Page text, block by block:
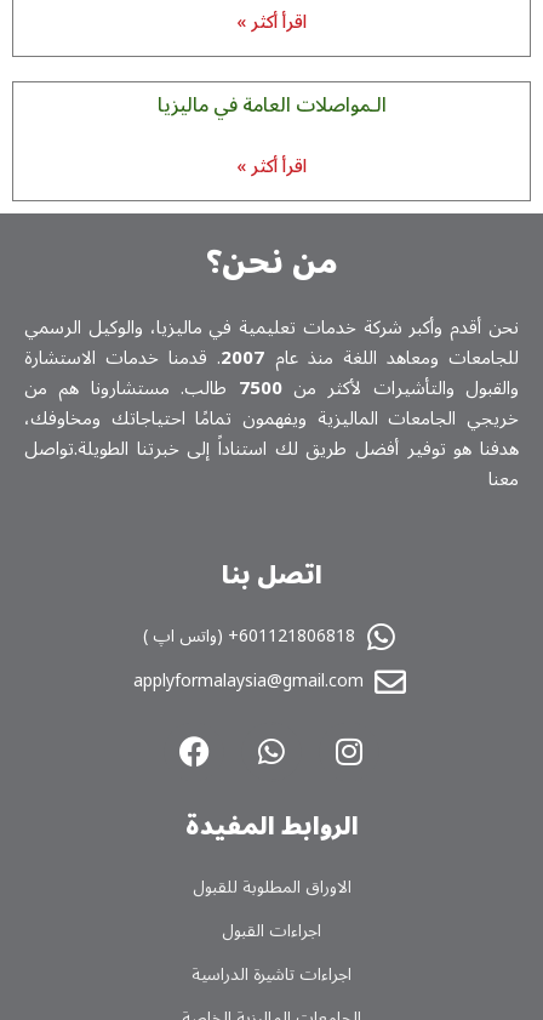
اقرأ أكثر »
الـمواصلات العامة في ماليزيا
اقرأ أكثر »
من نحن؟
أقدم وأكبر شركة خدمات تعلیمیة في ماليزيا، والوكيل الرسمي
ومعاهد اللغة منذ عام 2007. قدمنا خدمات الاستشارة
والتأشيرات لأكثر من 7500طالب. مستشارونا هم من
الجامعات الماليزية ويفهمون تمامًا احتياجاتك ومخاوفك،
هو توفير أفضل طريق لك استناداً إلى خبرتنا الطويلة.تواصل
اتصل بنا
601121806818+ (واتس اپ )
applyformalaysia@gmail.com
الروابط المفیدة
الاوراق المطلوبة للقبول
اجراءات القبول
اجراءات تاشیرة الدراسیة